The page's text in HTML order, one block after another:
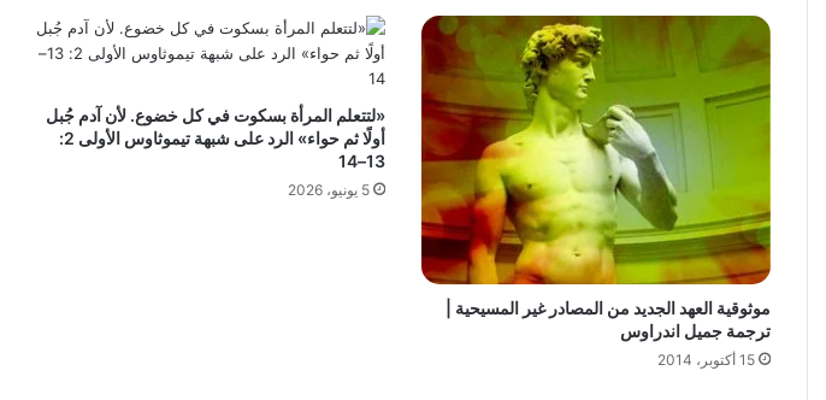
موثوقية العهد الجديد من المصادر غير المسيحية |
ترجمة جميل اندراوس
15 أكتوبر، 2014
«لتتعلم المرأة بسكوت في كل خضوع. لأن آدم جُبل
أولًا ثم حواء» الرد على شبهة تيموثاوس الأولى 2:
13–14
5 يونيو، 2026